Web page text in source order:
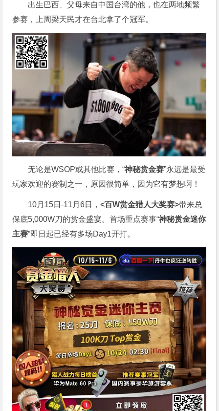
出生巴西、父母来自中国台湾的他，也在两地频繁
参赛，上周梁天民才在台北拿了个冠军。
无论是WSOP或其他比赛，“神秘赏金赛”永远是最受
玩家欢迎的赛制之一，原因很简单，因为它有梦想啊！
10月15日-11月6日，<百W赏金猎人大奖赛>带来总
保底5,000W刀的赏金盛宴。首场重点赛事“神秘赏金迷你
主赛”即日起已经有多场Day1开打。